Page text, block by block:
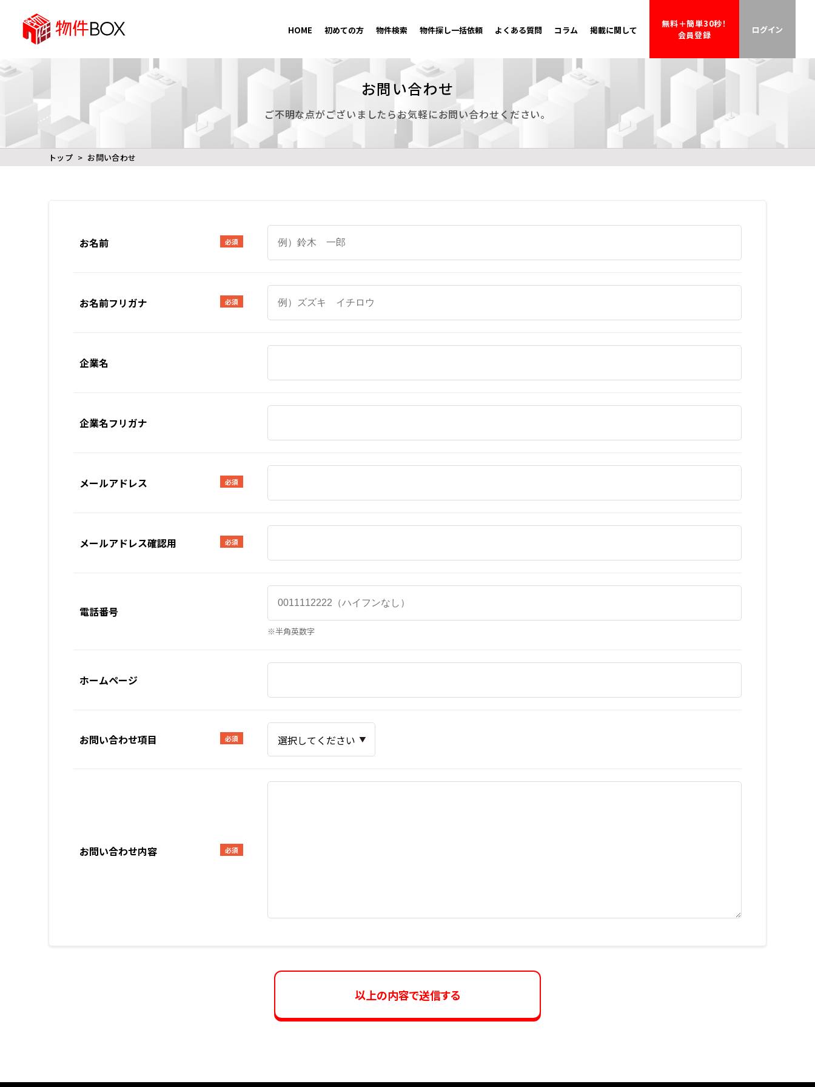
HOME 初めての方 物件検索 物件探し一括依頼 よくある質問 コラム 掲載に関して
無料＋簡単30秒！
会員登録
ログイン
お問い合わせ
ご不明な点がございましたらお気軽にお問い合わせください。
トップ お問い合わせ
お名前 必須
お名前フリガナ 必須
企業名
企業名フリガナ
メールアドレス 必須
メールアドレス確認用 必須
電話番号
※半角英数字
ホームページ
お問い合わせ項目 必須
お問い合わせ内容 必須
以上の内容で送信する